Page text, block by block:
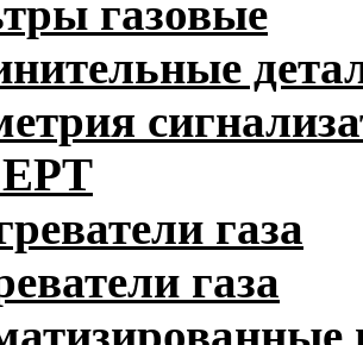
газовые
газа
газа